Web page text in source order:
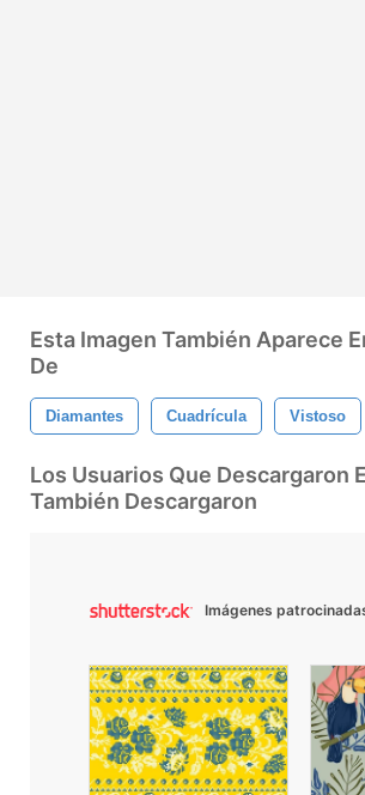
Esta Imagen También Aparece
De
Diamantes Cuadrícula Vistoso
Los Usuarios Que Descargaron
También Descargaron
Imágenes